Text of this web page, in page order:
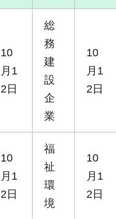
10
月1
2日
総
務
建
設
企
業
10
月1
2日
10
月1
2日
福
祉
環
境
10
月1
2日